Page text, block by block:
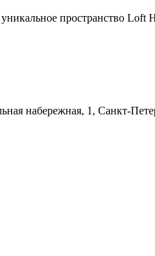
пространство Loft
набережная, 1, Санкт-